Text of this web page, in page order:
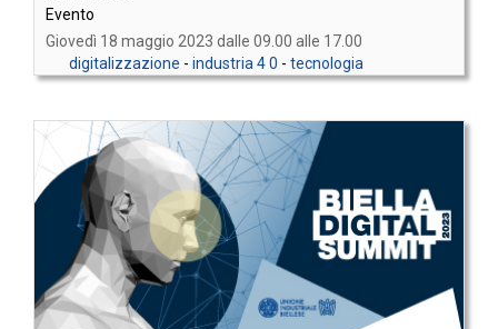
Evento
Giovedì 18 maggio 2023 dalle 09.00 alle 17.00
digitalizzazione - industria 4 0 - tecnologia